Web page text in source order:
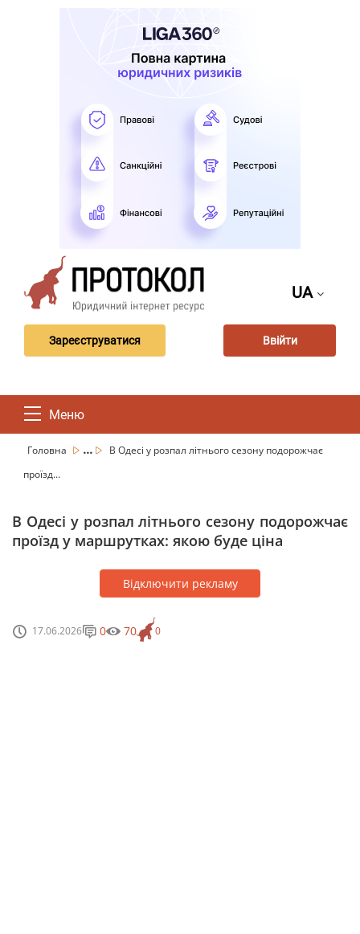
UA
Зареєструватися Ввійти
Меню
Головна ...
В Одесі у розпал літнього сезону подорожчає
проїзд...
В Одесі у розпал літнього сезону подорожчає
проїзд у маршрутках: якою буде ціна
Відключити рекламу
17.06.2026 0
0 70